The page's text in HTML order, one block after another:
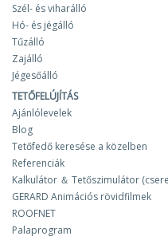
Szél- és viharálló
Hó- és jégálló
Tűzálló
Zajálló
Jégesőálló
TETŐFELÚJÍTÁS
Ajánlólevelek
Blog
Tetőfedő keresése a közelben
Referenciák
Kalkulátor ＆ Tetőszimulátor
GERARD Animációs rövidfilmek
ROOFNET
Palaprogram